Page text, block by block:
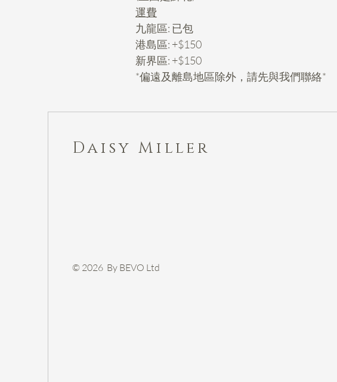
運費
九龍區: 已包
港島區: +$150
新界區: +$150
*偏遠及離島地區除外，請先與我們聯絡*
Daisy Miller
© 2026 By BEVO Ltd